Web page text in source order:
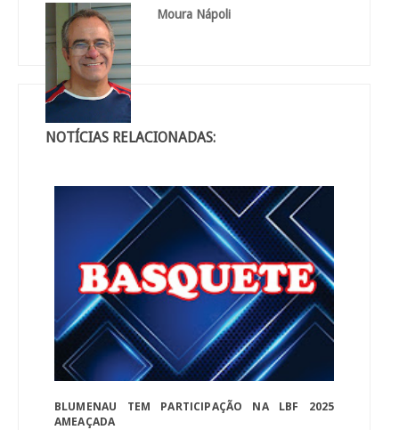
Moura Nápoli
NOTÍCIAS RELACIONADAS:
BLUMENAU TEM PARTICIPAÇÃO NA LBF 2025
AMEAÇADA